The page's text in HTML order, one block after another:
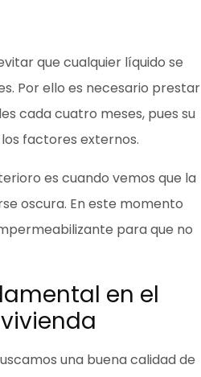
que cualquier líquido se
Por ello es necesario prestar
cadacuatro meses, pues su
factores externos.
es cuando vemos que la
oscura. En este momento
para que no
en el
una buena calidad de